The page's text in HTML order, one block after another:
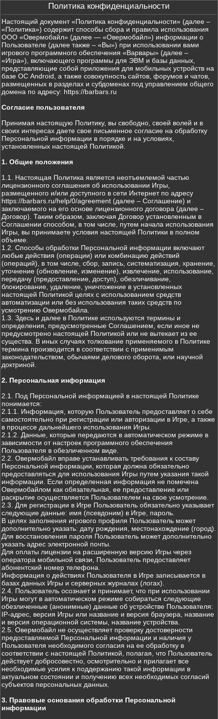
Политика конфиденциальности
Настоящий документ «Политика конфиденциальности» (далее –
«Политика») содержит способы сбора и правила использования
ООО «Овермобайл» (далее — «Овермобайл») информации о
Пользователе (далее также – «Вы») при использовании вами
игрового программного обеспечения «Варвары» (далее –
«Игра»), включающего программы для ЭВМ и базы данных,
представляющие собой приложения для мобильных устройств на
базе ОС Android, а также совокупность сайтов, форумов и чатов,
размещенных в разделах и субдоменах под управлением общего
домена по адресу: https://barbars.ru
Согласие пользователя
Принимая настоящую Политику, вы свободно, своей волей и в
своих интересах даете свое письменное согласие на обработку
Персональной информации в порядке и на условиях,
установленных настоящей Политикой.
1. Общие положения
1.1. Настоящая Политика является неотъемлемой частью
лицензионного соглашения об использовании Игры,
размещенного и/или доступного в сети Интернет по адресу
https://barbars.ru/help/0/agreement (далее – Соглашение) и
заключаемого на его основе лицензионного договора (далее –
Договор). Таким образом, заключая Договор установленным в
Соглашении способом, в том числе, путем начала использования
Игры, вы принимаете условия настоящей Политики в полном
объеме.
1.2. Способы обработки Персональной информации включают
любые действия (операции) или комбинацию действий
(операций), в том числе, сбор, запись, систематизация, хранение,
уточнение (обновление, изменение), извлечение, использование,
передачу (предоставление, доступ), обезличивание,
блокирование, удаление, уничтожение в установленных
настоящей Политикой целях с использованием средств
автоматизации или без использования таких средств по
усмотрению Овермобайла.
1.3. Здесь и далее в Политике используются термины и
определения, предусмотренные Соглашением, если иное не
предусмотрено настоящей Политикой или не вытекает из ее
существа. В иных случаях толкование применяемого в Политике
термина производится в соответствии с применимым
законодательством, обычаями делового оборота, или научной
доктриной.
2. Персональная информация
2.1. Под Персональной информацией в настоящей Политике
понимается:
2.1.1. Информация, которую Пользователь предоставляет о себе
самостоятельно при регистрации или авторизации в Игре, а также
в процессе дальнейшего использования Игры.
2.1.2. Данные, которые передаются в автоматическом режиме в
зависимости от настроек программного обеспечения
Пользователя в обезличенном виде.
2.2. Овермобайл вправе устанавливать требования к составу
Персональной информации, которая должна обязательно
предоставляться для использования Игры путем указания такой
информации. Если определенная информация не помечена
Овермобайлом как обязательная, ее предоставление или
раскрытие осуществляется Пользователем на свое усмотрение.
2.3. Для регистрации в Игре Пользователь обязательно указывает
следующие данные: имя (псевдоним) в Игре, пароль.
В целях заполнения игрового профиля Пользователь может
дополнительно указать: дату рождения, местонахождение (город).
Для восстановления пароля Пользователь может дополнительно
указать адрес электронной почты.
Для оплаты лицензии на расширенную версию Игры через
оператора мобильной связи, Пользователь предоставляет
абонентский номер телефона.
Информация о действиях Пользователя в Игре записывается в
базах данных Игры и серверных журналах (логах).
2.4. Пользователь осознает и принимает, что при использовании
Игры могут в автоматическом режиме собираться следующие
обезличенные (анонимные) данные об устройстве Пользователя:
IP-адрес, версия Игры или название и версия браузера, название
и версия операционной системы, название устройства.
2.5. Овермобайл не осуществляет проверку достоверности
предоставляемой Персональной информации и наличия у
Пользователя необходимого согласия на ее обработку в
соответствии с настоящей Политикой, полагая, что Пользователь
действует добросовестно, осмотрительно и прилагает все
необходимые усилия к поддержанию такой информации в
актуальном состоянии и получению всех необходимых согласий
субъектов персональных данных.
3. Правовые основания обработки Персональной
информации